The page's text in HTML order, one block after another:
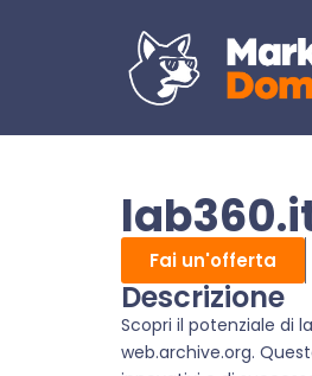
Fai un'offerta
Descrizione
Scopri il potenziale di
web.archive.org.